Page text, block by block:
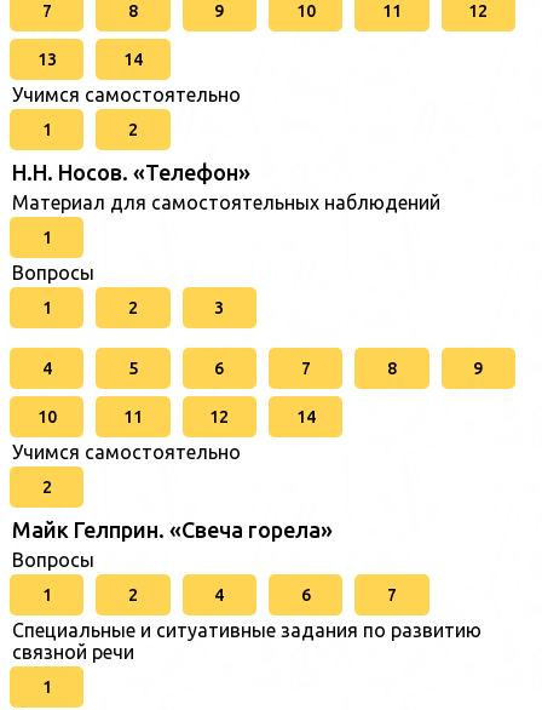
7 8 9 10 11 12
13 14
Учимся самостоятельно
1 2
Н.Н. Носов. «Телефон»
Материал для самостоятельных наблюдений
1
Вопросы
1 2 3
4 5 6 7 8 9
10 11 12 14
Учимся самостоятельно
2
Майк Гелприн. «Свеча горела»
Вопросы
1 2 4 6 7
Специальные и ситуативные задания по развитию
связной речи
1